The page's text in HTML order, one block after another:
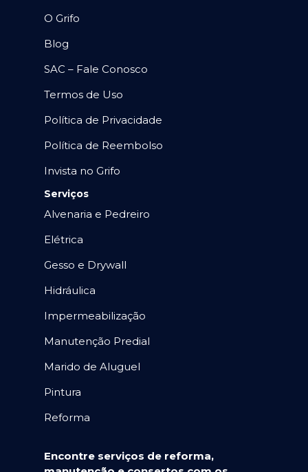
O Grifo
Blog
SAC – Fale Conosco
Termos de Uso
Política de Privacidade
Política de Reembolso
Invista no Grifo
Serviços
Alvenaria e Pedreiro
Elétrica
Gesso e Drywall
Hidráulica
Impermeabilização
Manutenção Predial
Marido de Aluguel
Pintura
Reforma
Encontre serviços de reforma,